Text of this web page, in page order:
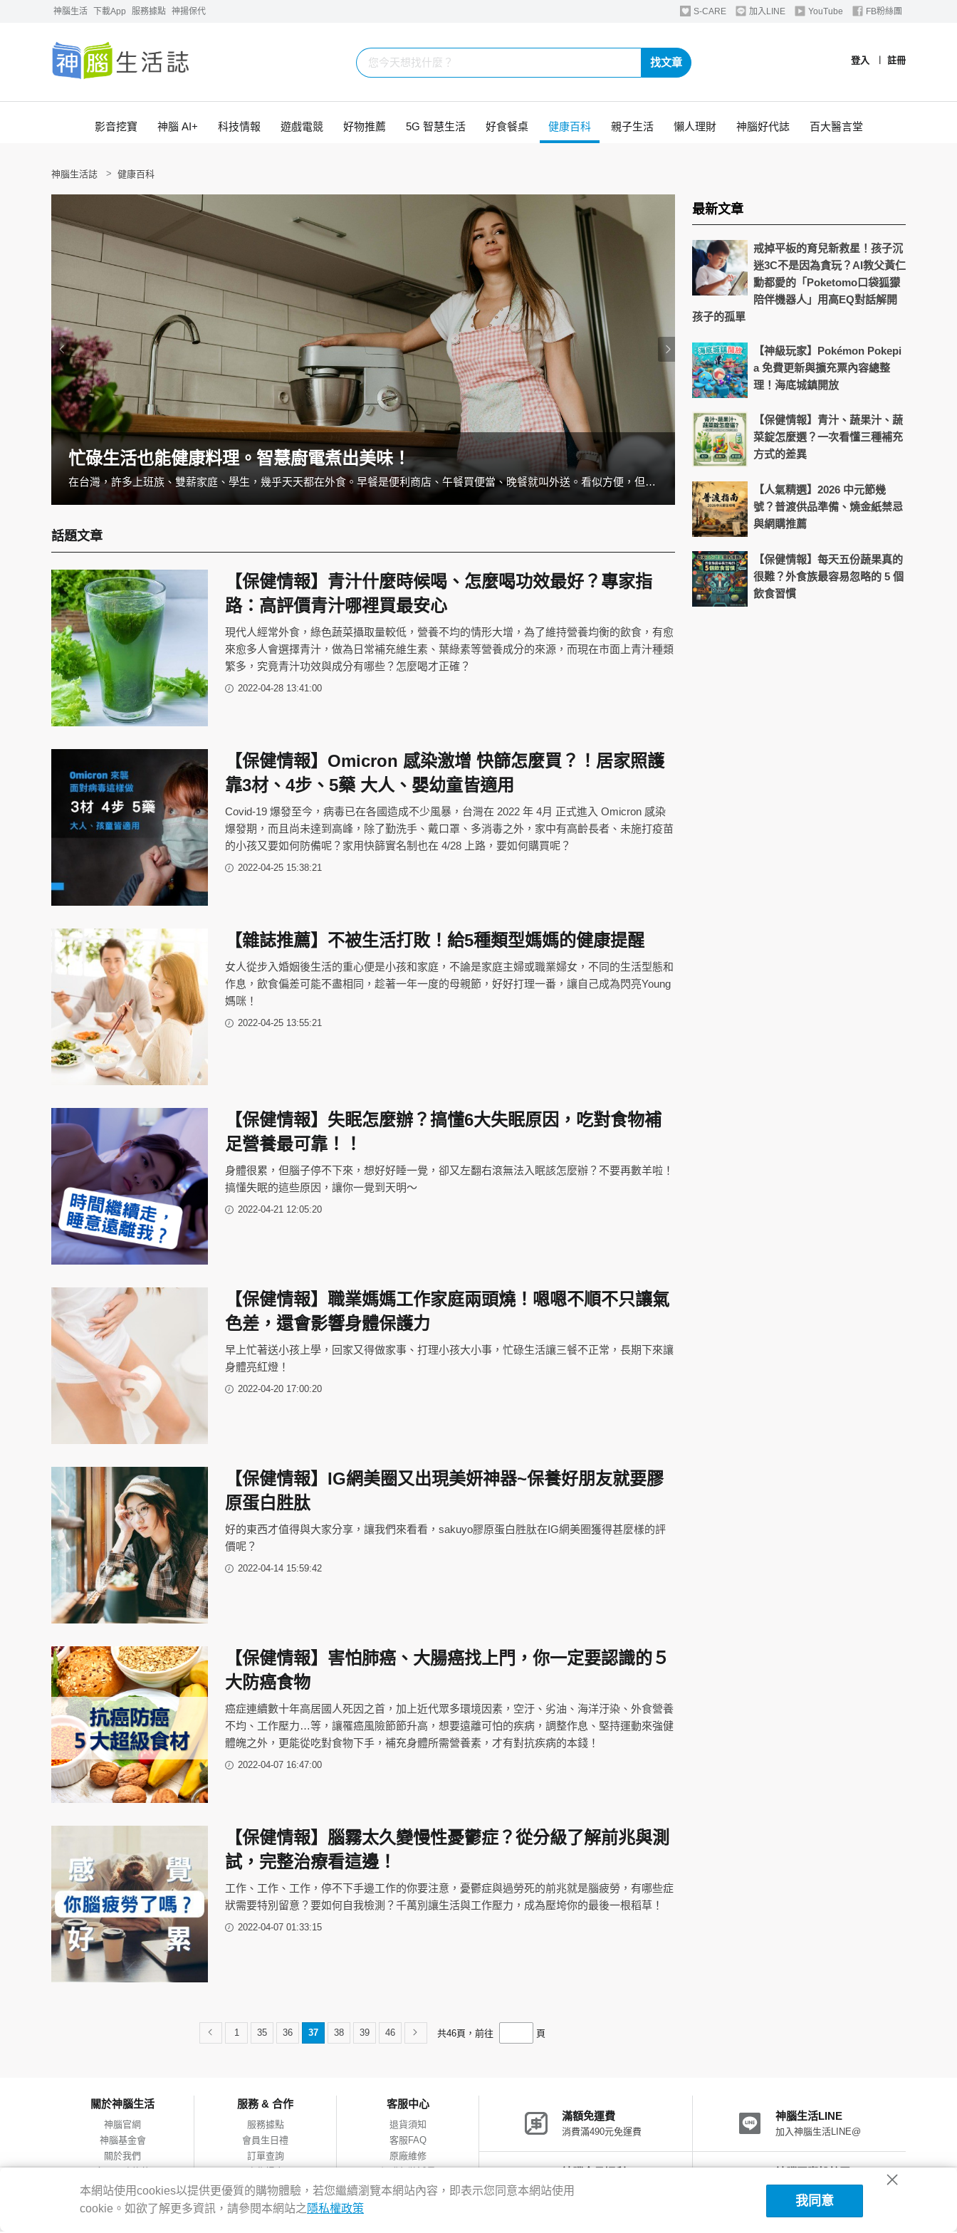
神腦生活 下載App 服務據點 神揚保代 S-CARE 加入LINE YouTube FB粉絲團
登入 註冊
找文章
影音挖寶 神腦 AI+ 科技情報 遊戲電競 好物推薦 5G 智慧生活 好食餐桌 健康百科 親子生活 懶人理財 神腦好代誌 百大醫言堂
神腦生活誌 健康百科
忙碌生活也能健康料理。智慧廚電煮出美味！
在台灣，許多上班族、雙薪家庭、學生，幾乎天天都在外食。早餐是便利商店、午餐買便當、晚餐就叫外送。看似方便，但吃久了不是油膩過量、就是營養失衡，很多人都想吃得健康，但就是沒辦法。 其實根本問題不是「想不想煮」，而是 「煮飯耗時太長」。這也是為什麼近幾年廚房小家電愈來愈受到歡迎，因為它們能把「煮飯」變得更快速、簡單，甚至比外食還要方便。
天天盯螢幕好累？4招找回晶亮舒
話題文章
【保健情報】青汁什麼時候喝、怎麼喝功效最好？專家指
路：高評價青汁哪裡買最安心
現代人經常外食，綠色蔬菜攝取量較低，營養不均的情形大增，為了維持營養均衡的飲食，有愈
來愈多人會選擇青汁，做為日常補充維生素、葉綠素等營養成分的來源，而現在市面上青汁種類
繁多，究竟青汁功效與成分有哪些？怎麼喝才正確？
2022-04-28 13:41:00
【保健情報】Omicron 感染激增 快篩怎麼買？！居家照護
靠3材、4步、5藥 大人、嬰幼童皆適用
Covid-19 爆發至今，病毒已在各國造成不少風暴，台灣在 2022 年 4月 正式進入 Omicron 感染
爆發期，而且尚未達到高峰，除了勤洗手、戴口罩、多消毒之外，家中有高齡長者、未施打疫苗
的小孩又要如何防備呢？家用快篩實名制也在 4/28 上路，要如何購買呢？
2022-04-25 15:38:21
【雜誌推薦】不被生活打敗！給5種類型媽媽的健康提醒
女人從步入婚姻後生活的重心便是小孩和家庭，不論是家庭主婦或職業婦女，不同的生活型態和
作息，飲食偏差可能不盡相同，趁著一年一度的母親節，好好打理一番，讓自己成為閃亮Young
媽咪！
2022-04-25 13:55:21
【保健情報】失眠怎麼辦？搞懂6大失眠原因，吃對食物補
足營養最可靠！！
身體很累，但腦子停不下來，想好好睡一覺，卻又左翻右滾無法入眠該怎麼辦？不要再數羊啦！
搞懂失眠的這些原因，讓你一覺到天明～
2022-04-21 12:05:20
【保健情報】職業媽媽工作家庭兩頭燒！嗯嗯不順不只讓氣
色差，還會影響身體保護力
早上忙著送小孩上學，回家又得做家事、打理小孩大小事，忙碌生活讓三餐不正常，長期下來讓
身體亮紅燈！
2022-04-20 17:00:20
【保健情報】IG網美圈又出現美妍神器~保養好朋友就要膠
原蛋白胜肽
好的東西才值得與大家分享，讓我們來看看，sakuyo膠原蛋白胜肽在IG網美圈獲得甚麼樣的評
價呢？
2022-04-14 15:59:42
【保健情報】害怕肺癌、大腸癌找上門，你一定要認識的５
大防癌食物
癌症連續數十年高居國人死因之首，加上近代眾多環境因素，空汙、劣油、海洋汙染、外食營養
不均、工作壓力…等，讓罹癌風險節節升高，想要遠離可怕的疾病，調整作息、堅持運動來強健
體魄之外，更能從吃對食物下手，補充身體所需營養素，才有對抗疾病的本錢！
2022-04-07 16:47:00
【保健情報】腦霧太久變慢性憂鬱症？從分級了解前兆與測
試，完整治療看這邊！
工作、工作、工作，停不下手邊工作的你要注意，憂鬱症與過勞死的前兆就是腦疲勞，有哪些症
狀需要特別留意？要如何自我檢測？千萬別讓生活與工作壓力，成為壓垮你的最後一根稻草！
2022-04-07 01:33:15
1 35 36 37 38 39 46 共46頁，前往 頁
最新文章
戒掉平板的育兒新救星！孩子沉
迷3C不是因為貪玩？AI教父黃仁
勳都愛的「Poketomo口袋狐獴
陪伴機器人」用高EQ對話解開
孩子的孤單
【神級玩家】Pokémon Pokepi
a 免費更新與擴充票內容總整
理！海底城鎮開放
【保健情報】青汁、蔬果汁、蔬
菜錠怎麼選？一次看懂三種補充
方式的差異
【人氣精選】2026 中元節幾
號？普渡供品準備、燒金紙禁忌
與網購推薦
【保健情報】每天五份蔬果真的
很難？外食族最容易忽略的 5 個
飲食習慣
關於神腦生活
神腦官網
神腦基金會
關於我們
會員服務條款
隱私權政策
網站導覽
服務 & 合作
服務據點
會員生日禮
訂單查詢
合作提案
客服中心
退貨須知
客服FAQ
原廠維修
網購包裝減量
滿額免運費
消費滿490元免運費
神腦生活LINE
加入神腦生活LINE@
會員獨享優惠 加入FB粉絲團
本網站使用cookies以提供更優質的購物體驗，若您繼續瀏覽本網站內容，即表示您同意本網站使用
cookie。如欲了解更多資訊，請參閱本網站之 隱私權政策
我同意